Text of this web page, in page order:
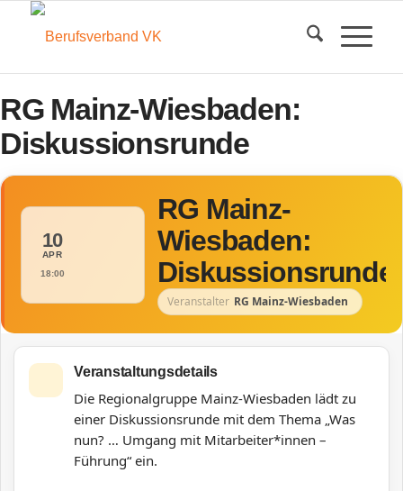
RG Mainz-Wiesbaden:
Diskussionsrunde
10
APR
18:00
RG Mainz-
Wiesbaden:
Diskussionsrunde
Veranstalter RG Mainz-Wiesbaden
Veranstaltungsdetails
Die Regionalgruppe Mainz-Wiesbaden lädt zu
einer Diskussionsrunde mit dem Thema „Was
nun? … Umgang mit Mitarbeiter*innen –
Führung“ ein.